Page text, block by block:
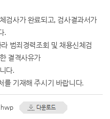
검사가 완료되고, 검사결과서가
.
범죄경력조회 및 채용신체검
결격사유가
다.
를 기재해 주시기 바랍니다.